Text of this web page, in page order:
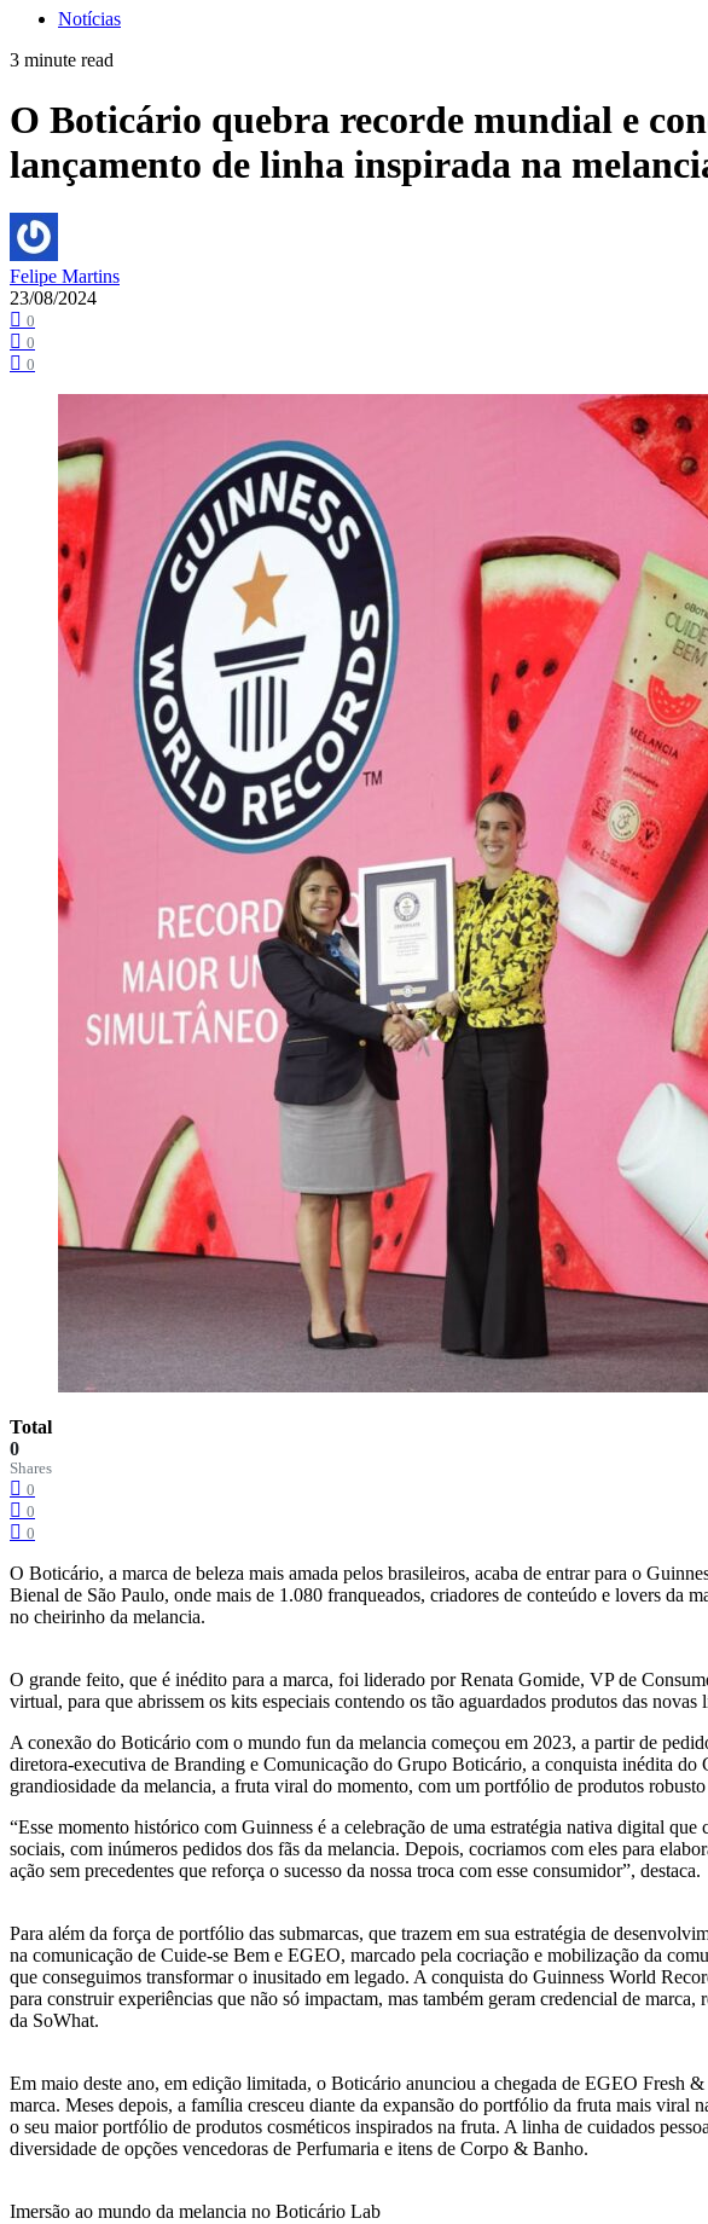
Notícias
3 minute read
O Boticário quebra recorde mundial e
lançamento de linha inspirada na
Felipe Martins
23/08/2024
0
0
0
Total
0
Shares
0
0
0
O Boticário, a marca de beleza mais amada pelos brasileiros, acaba de entrar para o
Bienal de São Paulo, onde mais de 1.080 franqueados, criadores de conteúdo e lovers da
no cheirinho da melancia.
O grande feito, que é inédito para a marca, foi liderado por Renata Gomide, VP de
virtual, para que abrissem os kits especiais contendo os tão aguardados produtos das
A conexão do Boticário com o mundo fun da melancia começou em 2023, a partir de
diretora-executiva de Branding e Comunicação do Grupo Boticário, a conquista inédita
grandiosidade da melancia, a fruta viral do momento, com um portfólio de produtos
“Esse momento histórico com Guinness é a celebração de uma estratégia nativa digital
sociais, com inúmeros pedidos dos fãs da melancia. Depois, cocriamos com eles para
ação sem precedentes que reforça o sucesso da nossa troca com esse consumidor”, destaca.
Para além da força de portfólio das submarcas, que trazem em sua estratégia de
na comunicação de Cuide-se Bem e EGEO, marcado pela cocriação e mobilização da
que conseguimos transformar o inusitado em legado. A conquista do Guinness World
para construir experiências que não só impactam, mas também geram credencial de
da SoWhat.
Em maio deste ano, em edição limitada, o Boticário anunciou a chegada de EGEO Fresh
marca. Meses depois, a família cresceu diante da expansão do portfólio da fruta mais viral
o seu maior portfólio de produtos cosméticos inspirados na fruta. A linha de cuidados
diversidade de opções vencedoras de Perfumaria e itens de Corpo & Banho.
Imersão ao mundo da melancia no Boticário Lab